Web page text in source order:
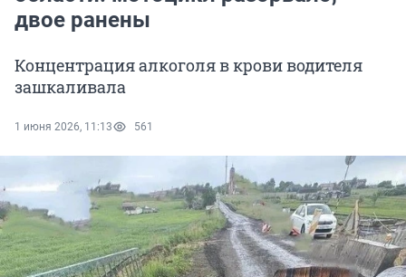
двое ранены
Концентрация алкоголя в крови водителя
зашкаливала
1 июня 2026, 11:13 561